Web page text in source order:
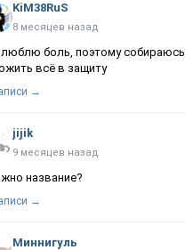
KiM38RuS
8 месяцев назад
боль, поэтому собираюсь
всё в защиту
→
jijik
9 месяцев назад
название?
→
Миннигуль